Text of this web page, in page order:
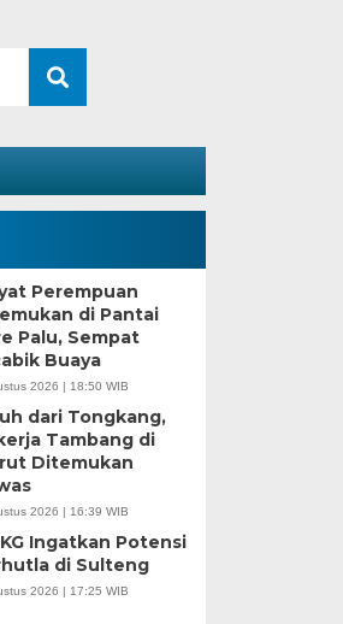
Buruh
Nikel di
- 18:59 WIB
MOROWALI – Industri
Perempuan
di Pantai
Palu, Sempat
Buaya
2026 | 18:50 WIB
dari Tongkang,
Tambang di
Ditemukan
2026 | 16:39 WIB
Ingatkan Potensi
di Sulteng
2026 | 17:25 WIB